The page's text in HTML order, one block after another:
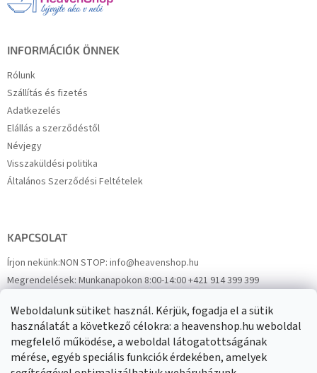
Weboldalunk sütiket használ. Kérjük, fogadja el a sütik
használatát a következő célokra: a heavenshop.hu weboldal
megfelelő működése, a weboldal látogatottságának
mérése, egyéb speciális funkciók érdekében, amelyek
INFORMÁCIÓK ÖNNEK
Rólunk
Szállítás és fizetés
Adatkezelés
Elállás a szerződéstől
Névjegy
Visszaküldési politika
Általános Szerződési Feltételek
KAPCSOLAT
Írjon nekünk:NON STOP: info@heavenshop.hu
Megrendelések:Munkanapokon 8:00-14:00 +421 914 399 399
FacebookHeavenShop.sk